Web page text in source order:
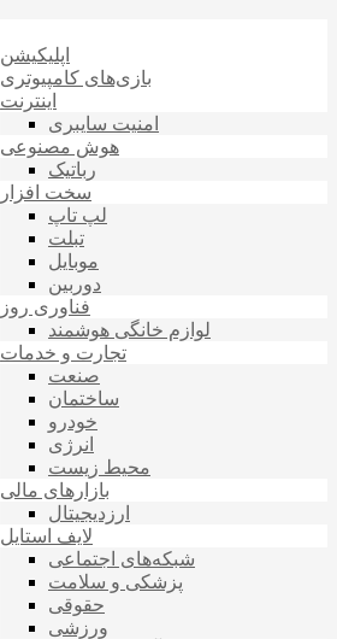
اپلیکیشن
بازی‌های کامپیوتری
اینترنت
امنیت سایبری
هوش مصنوعی
رباتیک
سخت افزار
لپ تاپ
تبلت
موبایل
دوربین
فناوری روز
لوازم خانگی هوشمند
تجارت و خدمات
صنعت
ساختمان
خودرو
انرژی
محیط زیست
بازارهای مالی
ارزدیجیتال
لایف استایل
شبکه‌های اجتماعی
پزشکی و سلامت
حقوقی
ورزشی